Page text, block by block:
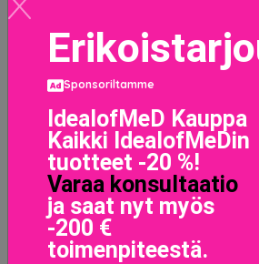
Nail Polish 59
LISÄTIETOJA
Sponsoriltamme
IdealofMeD Kauppa
Kaikki IdealofMeDin
tuotteet -20 %!
Varaa konsultaatio
ja saat nyt myös
-200 €
toimenpiteestä.